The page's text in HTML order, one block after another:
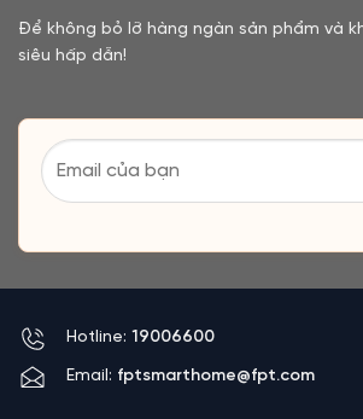
Để không bỏ lỡ hàng ngàn sản phẩm và
siêu hấp dẫn!
Hotline: 19006600
Email: fptsmarthome@fpt.com